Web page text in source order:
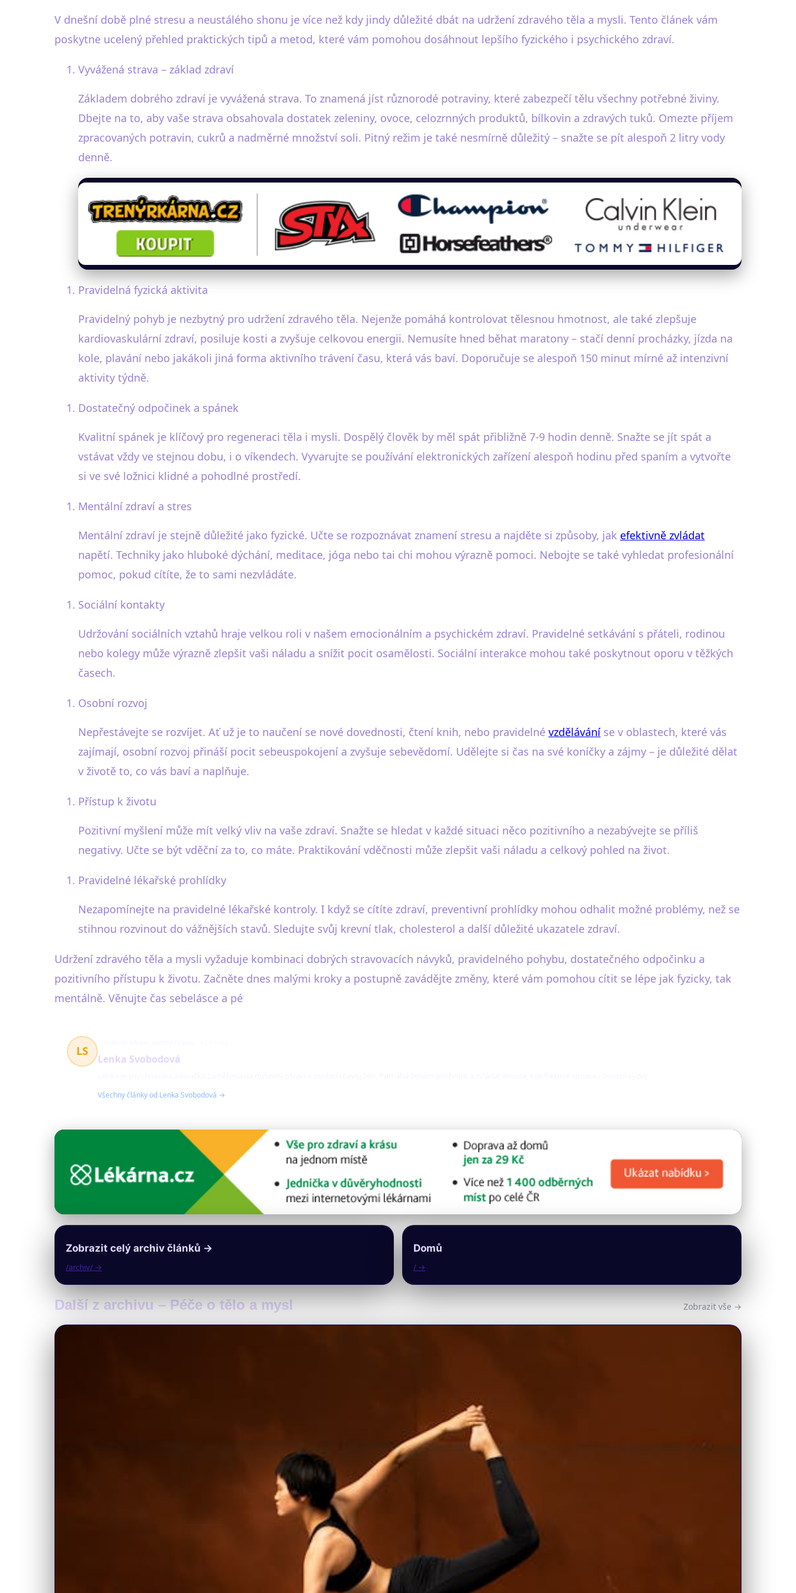
V dnešní době plné stresu a neustálého shonu je více než kdy jindy důležité dbát na udržení zdravého těla a mysli. Tento článek vám
poskytne ucelený přehled praktických tipů a metod, které vám pomohou dosáhnout lepšího fyzického i psychického zdraví.
Vyvážená strava – základ zdraví
Základem dobrého zdraví je vyvážená strava. To znamená jíst různorodé potraviny, které zabezpečí tělu všechny potřebné živiny.
Dbejte na to, aby vaše strava obsahovala dostatek zeleniny, ovoce, celozrnných produktů, bílkovin a zdravých tuků. Omezte příjem
zpracovaných potravin, cukrů a nadměrné množství soli. Pitný režim je také nesmírně důležitý – snažte se pít alespoň 2 litry vody
denně.
Pravidelná fyzická aktivita
Pravidelný pohyb je nezbytný pro udržení zdravého těla. Nejenže pomáhá kontrolovat tělesnou hmotnost, ale také zlepšuje
kardiovaskulární zdraví, posiluje kosti a zvyšuje celkovou energii. Nemusíte hned běhat maratony – stačí denní procházky, jízda na
kole, plavání nebo jakákoli jiná forma aktivního trávení času, která vás baví. Doporučuje se alespoň 150 minut mírné až intenzivní
aktivity týdně.
Dostatečný odpočinek a spánek
Kvalitní spánek je klíčový pro regeneraci těla i mysli. Dospělý člověk by měl spát přibližně 7-9 hodin denně. Snažte se jít spát a
vstávat vždy ve stejnou dobu, i o víkendech. Vyvarujte se používání elektronických zařízení alespoň hodinu před spaním a vytvořte
si ve své ložnici klidné a pohodlné prostředí.
Mentální zdraví a stres
Mentální zdraví je stejně důležité jako fyzické. Učte se rozpoznávat znamení stresu a najděte si způsoby, jak efektivně zvládat
napětí. Techniky jako hluboké dýchání, meditace, jóga nebo tai chi mohou výrazně pomoci. Nebojte se také vyhledat profesionální
pomoc, pokud cítíte, že to sami nezvládáte.
Sociální kontakty
Udržování sociálních vztahů hraje velkou roli v našem emocionálním a psychickém zdraví. Pravidelné setkávání s přáteli, rodinou
nebo kolegy může výrazně zlepšit vaši náladu a snížit pocit osamělosti. Sociální interakce mohou také poskytnout oporu v těžkých
časech.
Osobní rozvoj
Nepřestávejte se rozvíjet. Ať už je to naučení se nové dovednosti, čtení knih, nebo pravidelné vzdělávání se v oblastech, které vás
zajímají, osobní rozvoj přináší pocit sebeuspokojení a zvyšuje sebevědomí. Udělejte si čas na své koníčky a zájmy – je důležité dělat
v životě to, co vás baví a naplňuje.
Přístup k životu
Pozitivní myšlení může mít velký vliv na vaše zdraví. Snažte se hledat v každé situaci něco pozitivního a nezabývejte se příliš
negativy. Učte se být vděční za to, co máte. Praktikování vděčnosti může zlepšit vaši náladu a celkový pohled na život.
Pravidelné lékařské prohlídky
Nezapomínejte na pravidelné lékařské kontroly. I když se cítíte zdraví, preventivní prohlídky mohou odhalit možné problémy, než se
stihnou rozvinout do vážnějších stavů. Sledujte svůj krevní tlak, cholesterol a další důležité ukazatele zdraví.
Udržení zdravého těla a mysli vyžaduje kombinaci dobrých stravovacích návyků, pravidelného pohybu, dostatečného odpočinku a
pozitivního přístupu k životu. Začněte dnes malými kroky a postupně zavádějte změny, které vám pomohou cítit se lépe jak fyzicky, tak
mentálně. Věnujte čas sebelásce a pé
LS
Lenka Svobodová
Všechny články od Lenka Svobodová →
Zobrazit celý archiv článků →
/archiv/ →
Domů
/ →
Další z archivu – Péče o tělo a mysl Zobrazit vše →